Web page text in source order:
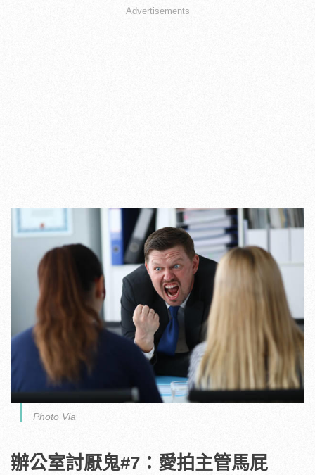
Advertisements
Photo Via
辦公室討厭鬼#7：愛拍主管馬屁